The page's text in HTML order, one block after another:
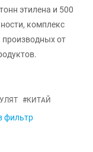
этилена и 500
комплекс
производных от
#КИТАЙ
фильтр